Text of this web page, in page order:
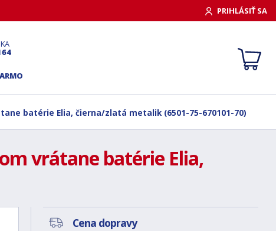
PRIHLÁSIŤ SA
batérie Elia, čierna/zlatá metalik (6501-75-670101-70)
vrátane batérie Elia,
Cena dopravy